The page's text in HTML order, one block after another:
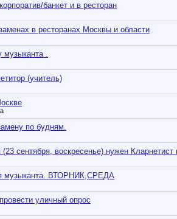
банкет и в ресторан
в ресторанах Москвы и области
музыканта .
(учитель)
по будням.
(23 сентября, воскресенье) нужен
музыканта. ВТОРНИК,СРЕДА
уличный опрос